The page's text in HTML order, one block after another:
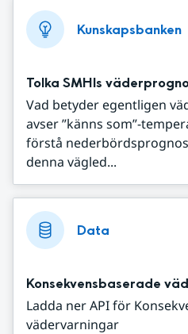
Kunskapsbanken
Tolka SMHIs
Vad betyder egentligen
avser ”känns som”-
förstå
denna vägled...
Data
Konsekvensbaserade
Ladda ner API för
vädervarningar